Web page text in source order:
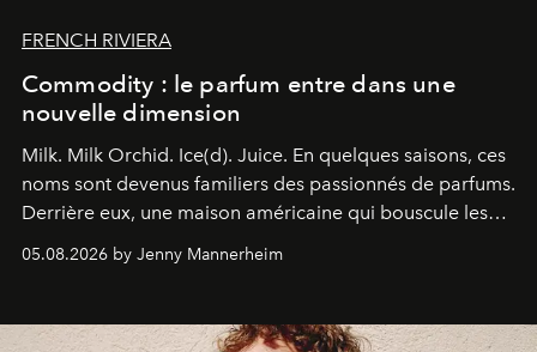
FRENCH RIVIERA
Commodity : le parfum entre dans une
nouvelle dimension
Milk. Milk Orchid. Ice(d). Juice. En quelques saisons, ces
noms sont devenus familiers des passionnés de parfums.
Derrière eux, une maison américaine qui bouscule les
codes de la parfumerie contemporaine en proposant
une approche aussi intuitive que personnelle :
05.08.2026 by Jenny Mannerheim